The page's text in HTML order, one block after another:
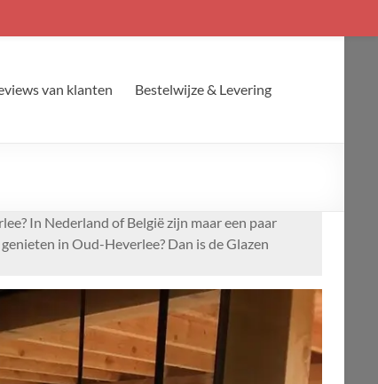
van klanten
Bestelwijze & Levering
In Nederland of België zijn maar een paar
in Oud-Heverlee? Dan is de Glazen